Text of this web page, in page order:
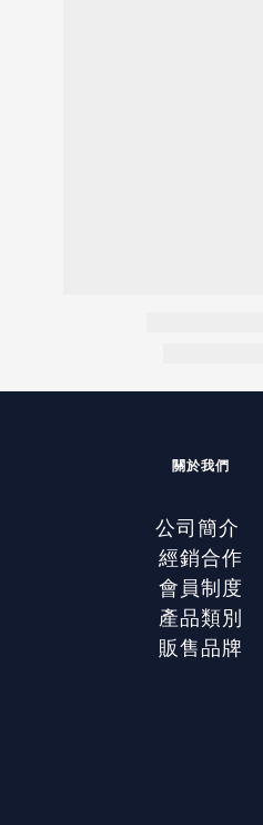
關於我們
公司簡介
經銷合作
會員制度
產品類別
販售品牌